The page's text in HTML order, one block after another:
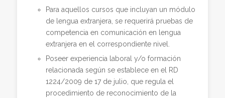
Para aquellos cursos que incluyan un módulo
de lengua extranjera, se requerirá pruebas de
competencia en comunicación en lengua
extranjera en el correspondiente nivel.
Poseer experiencia laboral y/o formación
relacionada según se establece en el RD
1224/2009 de 17 de julio, que regula el
procedimiento de reconocimiento de la